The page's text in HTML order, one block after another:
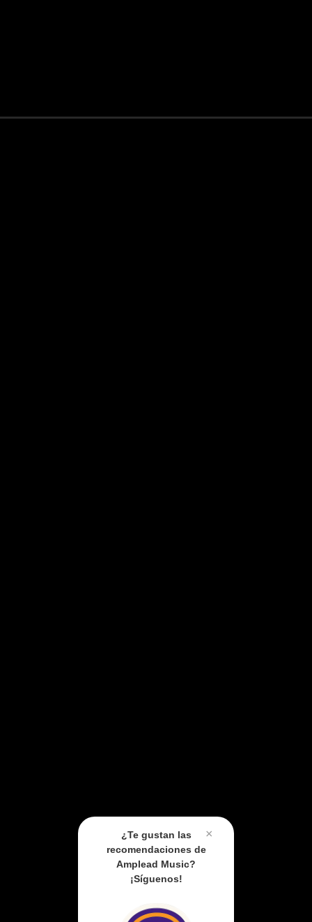
×
¿Te gustan las
recomendaciones de
Amplead Music?
¡Síguenos!